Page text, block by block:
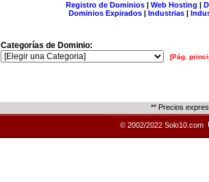
Registro de Dominios| Web Hosting |
Dominios Expirados | Industrias |
Categorías de Dominio:
[Pág.
** Precios
© 2002/2022 Solo10.com